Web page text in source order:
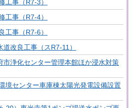
工事（R7-3）
工事（R7-4）
工事（R7-6）
道改良工事（スR7-11）
市浄化センター管理本館ほか浸水対策
境センター車庫棟太陽光発電設備設置